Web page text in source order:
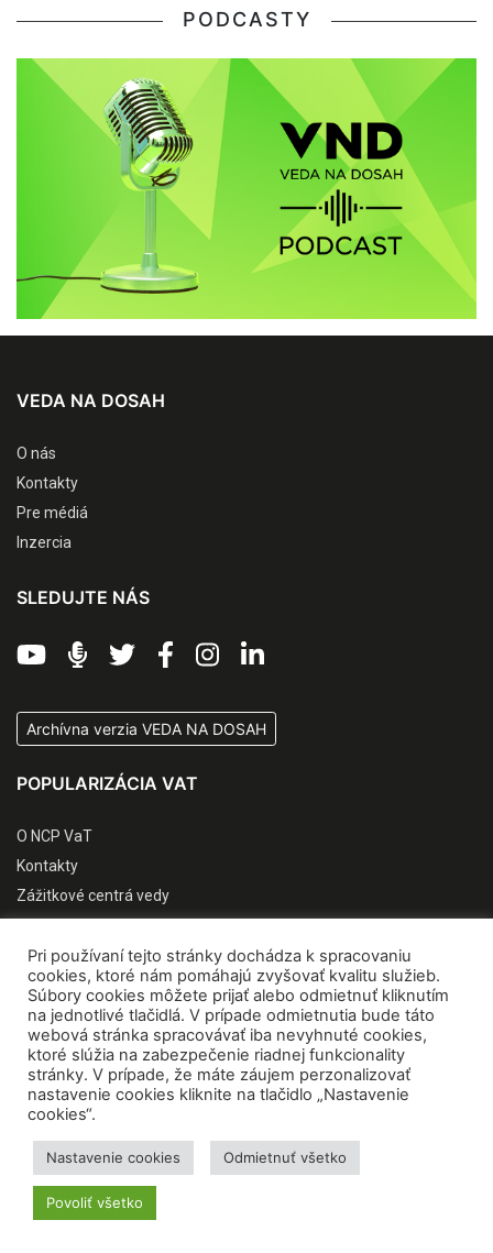
PODCASTY
VEDA NA DOSAH
O nás
Kontakty
Pre médiá
Inzercia
SLEDUJTE NÁS
Archívna verzia VEDA NA DOSAH
POPULARIZÁCIA VAT
O NCP VaT
Kontakty
Zážitkové centrá vedy
SK CRIS
CIP VVI
Koncepčné materiály
PODUJATIA NCP VAT
Veda v CENTRE
Festival vedeckých filmov
Výstavy
Vedec roka SR
Pri používaní tejto stránky dochádza k spracovaniu
cookies, ktoré nám pomáhajú zvyšovať kvalitu služieb.
Súbory cookies môžete prijať alebo odmietnuť kliknutím
na jednotlivé tlačidlá. V prípade odmietnutia bude táto
webová stránka spracovávať iba nevyhnuté cookies,
ktoré slúžia na zabezpečenie riadnej funkcionality
stránky. V prípade, že máte záujem perzonalizovať
nastavenie cookies kliknite na tlačidlo „Nastavenie
cookies“.
Nastavenie cookies Odmietnuť všetko
Povoliť všetko